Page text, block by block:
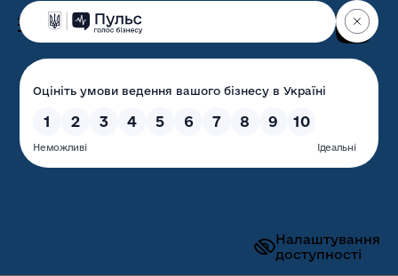
Налаштування
доступності
Волинська обласна
державна адміністрація